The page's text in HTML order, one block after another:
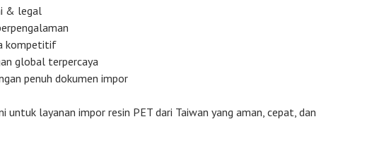
& legal
kompetitif
global terpercaya
penuh dokumen impor
untuk layanan impor resin PET dari Taiwan yang aman, cepat, dan